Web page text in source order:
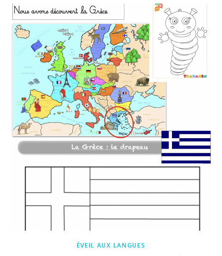
ÉVEIL AUX LANGUES